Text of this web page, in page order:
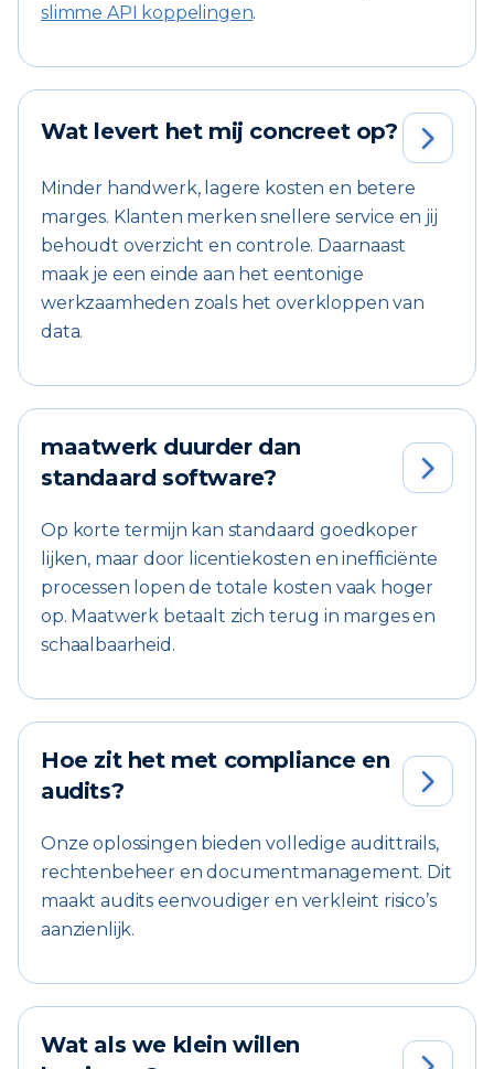
slimme API koppelingen.
Wat levert het mij concreet op? 
Minder handwerk, lagere kosten en betere
marges. Klanten merken snellere service en jij
behoudt overzicht en controle. Daarnaast
maak je een einde aan het eentonige
werkzaamheden zoals het overkloppen van
data.
maatwerk duurder dan
standaard software?

Op korte termijn kan standaard goedkoper
lijken, maar door licentiekosten en inefficiënte
processen lopen de totale kosten vaak hoger
op. Maatwerk betaalt zich terug in marges en
schaalbaarheid.
Hoe zit het met compliance en
audits?

Onze oplossingen bieden volledige audittrails,
rechtenbeheer en documentmanagement. Dit
maakt audits eenvoudiger en verkleint risico’s
aanzienlijk.
Wat als we klein willen